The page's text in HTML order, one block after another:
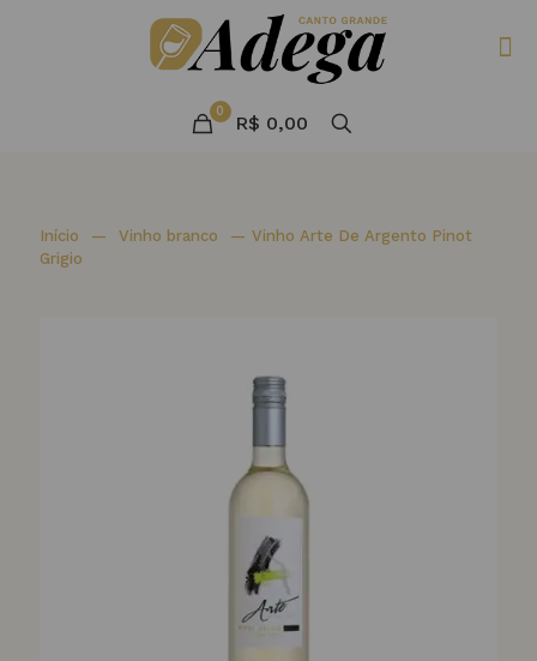
0
R$ 0,00
Início — Vinho branco — Vinho Arte De Argento Pinot
Grigio